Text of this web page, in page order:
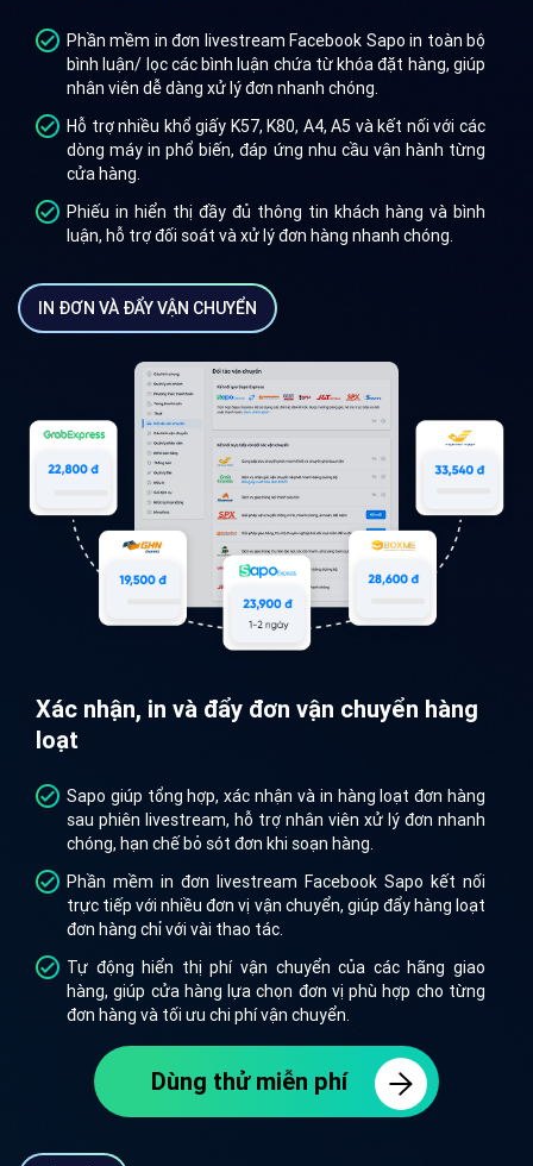
Phần mềm in đơn livestream Facebook Sapo in toàn bộ
bình luận/ lọc các bình luận chứa từ khóa đặt hàng, giúp
nhân viên dễ dàng xử lý đơn nhanh chóng.
Hỗ trợ nhiều khổ giấy K57, K80, A4, A5 và kết nối với các
dòng máy in phổ biến, đáp ứng nhu cầu vận hành từng
cửa hàng.
Phiếu in hiển thị đầy đủ thông tin khách hàng và bình
luận, hỗ trợ đối soát và xử lý đơn hàng nhanh chóng.
IN ĐƠN VÀ ĐẨY VẬN CHUYỂN
Xác nhận, in và đẩy đơn vận chuyển hàng
loạt
Sapo giúp tổng hợp, xác nhận và in hàng loạt đơn hàng
sau phiên livestream, hỗ trợ nhân viên xử lý đơn nhanh
chóng, hạn chế bỏ sót đơn khi soạn hàng.
Phần mềm in đơn livestream Facebook Sapo kết nối
trực tiếp với nhiều đơn vị vận chuyển, giúp đẩy hàng loạt
đơn hàng chỉ với vài thao tác.
Tự động hiển thị phí vận chuyển của các hãng giao
hàng, giúp cửa hàng lựa chọn đơn vị phù hợp cho từng
đơn hàng và tối ưu chi phí vận chuyển.
Dùng thử miễn phí